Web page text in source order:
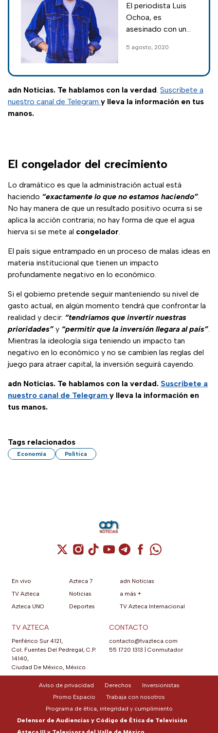
en Uruapan,
Michoacán
El periodista Luis
Ochoa, es
asesinado con un
en Uruapan,
elementos de
seguridad iniciaron
una investigación.
5 agosto, 2020
adn Noticias. Te hablamos con la verdad. Suscríbete a
nuestro canal de Telegram y lleva la información en tus
manos.
El congelador del crecimiento
Lo dramático es que la administración actual está
haciendo “exactamente lo que no estamos haciendo”.
No hay manera de que un resultado positivo ocurra si se
aplica la acción contraria; no hay forma de que el agua
hierva si se mete al congelador.
El país sigue entrampado en un proceso de malas ideas en
materia institucional que tienen un impacto
profundamente negativo en lo económico.
Si el gobierno pretende seguir manteniendo su nivel de
gasto actual, en algún momento tendrá que confrontar la
realidad y decir: “tendríamos que invertir nuestras
prioridades”y “permitir que la inversión llegara al país”.
Mientras la ideología siga teniendo un impacto tan
negativo en lo económico y no se cambien las reglas del
juego para atraer capital, la inversión seguirá cayendo.
adn Noticias. Te hablamos con la verdad. Suscríbete a
nuestro canal de Telegram y lleva la información en
tus manos.
Tags relacionados
Economía Política
Cuenta de X / Twitter (se abre en una
Cuenta de Instagram (se abre en una
Cuenta de TikTok (se abre en
Cuenta de YouTube (se abre
Cuenta de Telegram (se
Cuenta de
Cuenta de
En vivo
TV Azteca
Azteca UNO
Azteca 7
Noticias
Deportes
adn Noticias
a más +
TV Azteca Internacional
TV AZTECA
Periférico Sur 4121,
Col. Fuentes Del Pedregal, C.P.
14140,
Ciudad De México, México.
CONTACTO
contacto@tvazteca.com
55 1720 1313 | Conmutador
Aviso de privacidad Derechos
Inversionistas
Promo Espacio
Trabaja con nosotros
Programa de ética, integridad y cumplimiento
Defensor de Audiencias y Código de Ética de Televisión